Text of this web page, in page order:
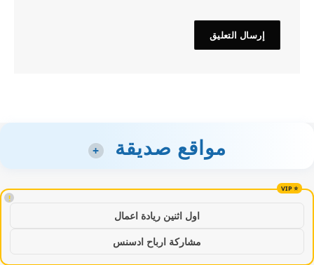
مواقع صديقة +
!
اول اثنين ريادة اعمال
مشاركة ارباح ادسنس